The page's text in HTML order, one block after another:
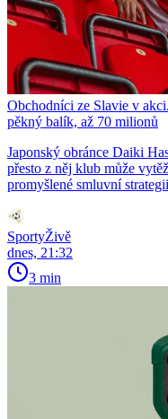
Obchodníci ze Slavie v
pěkný balík, až 70 milionů
Japonský obránce Daiki
přesto z něj klub může
promyšlené smluvní
SportyŽivě
dnes, 21:32
3 min